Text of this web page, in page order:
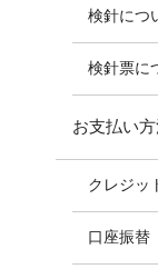
検針につ
検針票に
お支払い
クレジッ
口座振替